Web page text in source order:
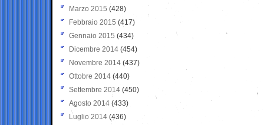
Marzo 2015 (428)
Febbraio 2015 (417)
Gennaio 2015 (434)
Dicembre 2014 (454)
Novembre 2014 (437)
Ottobre 2014 (440)
Settembre 2014 (450)
Agosto 2014 (433)
Luglio 2014 (436)